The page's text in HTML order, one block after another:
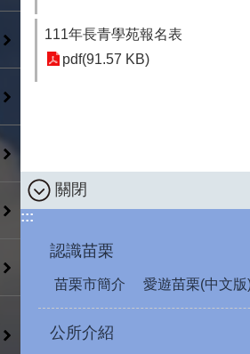
111年長青學苑報名表
pdf(91.57 KB)
關閉
:::
認識苗栗
苗栗市簡介 愛遊苗栗(中文版
公所介紹